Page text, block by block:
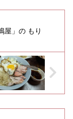
屋」の もり